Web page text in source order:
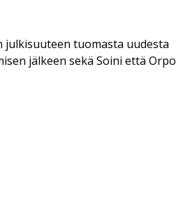
tuomasta uudesta
jälkeen sekä Soini että Orpo